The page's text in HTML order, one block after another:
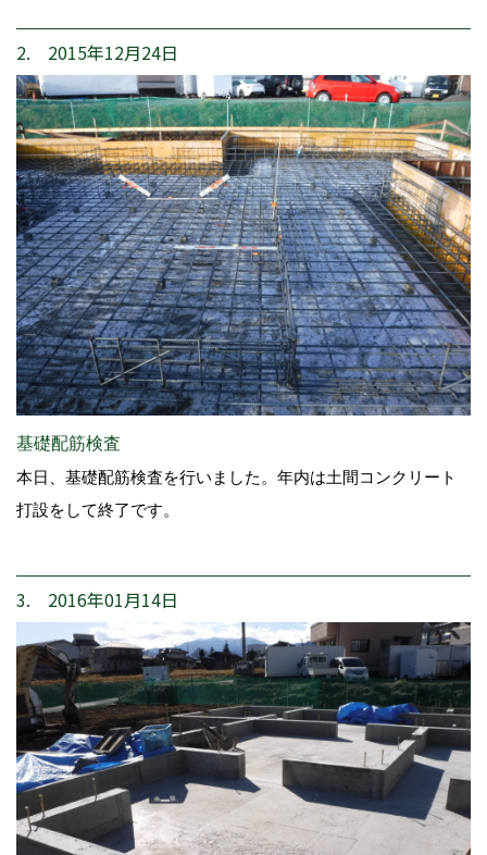
2. 2015年12月24日
基礎配筋検査
本日、基礎配筋検査を行いました。年内は土間コンクリート
打設をして終了です。
3. 2016年01月14日